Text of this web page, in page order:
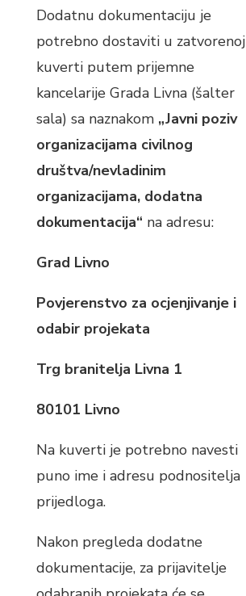
Dodatnu dokumentaciju je
potrebno dostaviti u zatvorenoj
kuverti putem prijemne
kancelarije Grada Livna (šalter
sala) sa naznakom „Javni poziv
organizacijama civilnog
društva/nevladinim
organizacijama, dodatna
dokumentacija“ na adresu:
Grad Livno
Povjerenstvo za ocjenjivanje i
odabir projekata
Trg branitelja Livna 1
80101 Livno
Na kuverti je potrebno navesti
puno ime i adresu podnositelja
prijedloga.
Nakon pregleda dodatne
dokumentacije, za prijavitelje